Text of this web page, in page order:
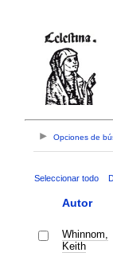
Opciones de
Seleccionar todo
Autor
Whinnom,
Keith